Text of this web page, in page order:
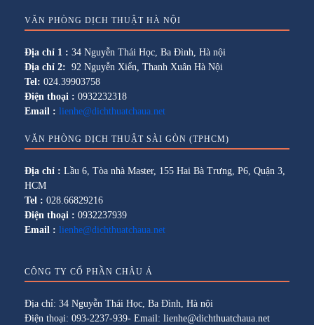
VĂN PHÒNG DỊCH THUẬT HÀ NỘI
Địa chỉ 1 : 34 Nguyễn Thái Học, Ba Đình, Hà nội
Địa chỉ 2: 92 Nguyễn Xiển, Thanh Xuân Hà Nội
Tel: 024.39903758
Điện thoại : 0932232318
Email : lienhe@dichthuatchaua.net
VĂN PHÒNG DỊCH THUẬT SÀI GÒN (TPHCM)
Địa chỉ : Lầu 6, Tòa nhà Master, 155 Hai Bà Trưng, P6, Quận 3,
HCM
Tel : 028.66829216
Điện thoại : 0932237939
Email : lienhe@dichthuatchaua.net
CÔNG TY CỔ PHẦN CHÂU Á
Địa chỉ: 34 Nguyễn Thái Học, Ba Đình, Hà nội
Điện thoại: 093-2237-939- Email: lienhe@dichthuatchaua.net